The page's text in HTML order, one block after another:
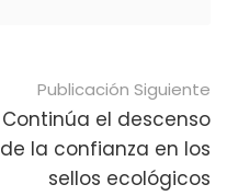
Publicación Siguiente
Continúa el descenso
de la confianza en los
sellos ecológicos